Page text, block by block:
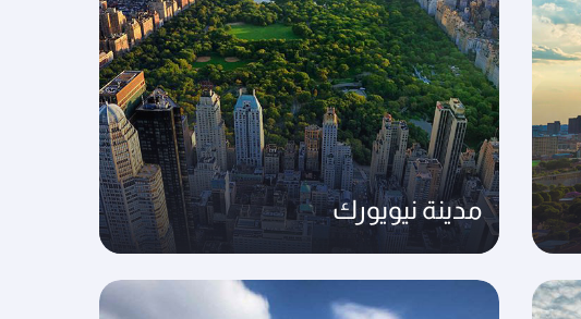
مدينة نيويورك